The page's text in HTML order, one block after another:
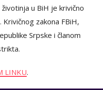
u BiH je krivično
zakona FBiH,
Srpske i članom
LINKU.